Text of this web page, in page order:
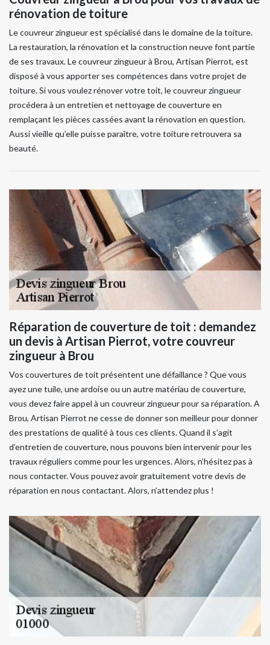
rénovation de toiture
Le couvreur zingueur est spécialisé dans le domaine de la toiture.
La restauration, la rénovation et la construction neuve font partie
de ses travaux. Le couvreur zingueur à Brou, Artisan Pierrot, est
disposé à vous apporter ses compétences dans votre projet de
toiture. Si vous voulez rénover votre toit, le couvreur zingueur
procédera à un entretien et nettoyage de couverture en
remplaçant les pièces cassées avant la rénovation en question.
Aussi vieille qu’elle puisse paraître, votre toiture retrouvera sa
beauté.
Réparation de couverture de toit : demandez
un devis à Artisan Pierrot, votre couvreur
zingueur à Brou
Vos couvertures de toit présentent une défaillance ? Que vous
ayez une tuile, une ardoise ou un autre matériau de couverture,
vous devez faire appel à un couvreur zingueur pour sa réparation. A
Brou, Artisan Pierrot ne cesse de donner son meilleur pour donner
des prestations de qualité à tous ces clients. Quand il s’agit
d’entretien de couverture, nous pouvons bien intervenir pour les
travaux réguliers comme pour les urgences. Alors, n’hésitez pas à
nous contacter. Vous pouvez avoir gratuitement votre devis de
réparation en nous contactant. Alors, n’attendez plus !